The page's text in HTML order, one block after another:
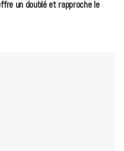
un doublé et rapproche le